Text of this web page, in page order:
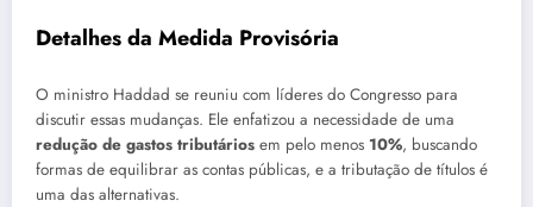
Detalhes da Medida Provisória
O ministro Haddad se reuniu com líderes do Congresso para
discutir essas mudanças. Ele enfatizou a necessidade de uma
redução de gastos tributários em pelo menos 10%, buscando
formas de equilibrar as contas públicas, e a tributação de títulos é
uma das alternativas.